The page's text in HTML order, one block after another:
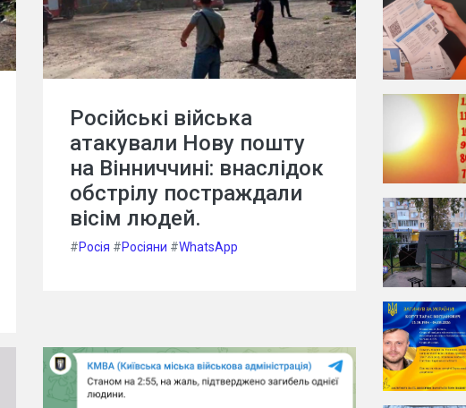
Російські війська
атакували Нову пошту
на Вінниччині: внаслідок
обстрілу постраждали
вісім людей.
#Росія #Росіяни #WhatsApp